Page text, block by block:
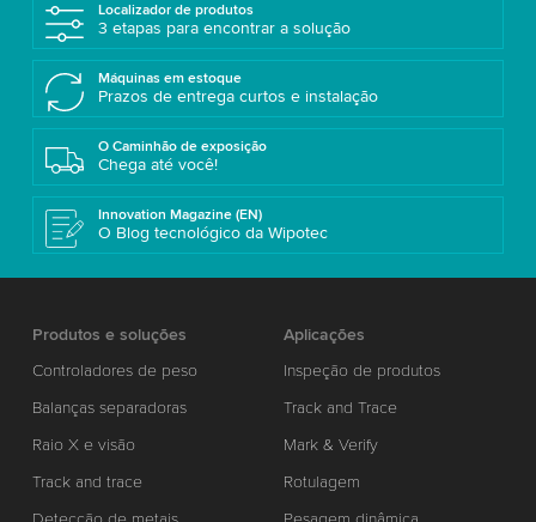
Localizador de produtos
3 etapas para encontrar a solução
Máquinas em estoque
Prazos de entrega curtos e instalação
O Caminhão de exposição
Chega até você!
Innovation Magazine (EN)
O Blog tecnológico da Wipotec
Produtos e soluções
Controladores de peso
Balanças separadoras
Raio X e visão
Track and trace
Aplicações
Inspeção de produtos
Track and Trace
Mark & Verify
Rotulagem